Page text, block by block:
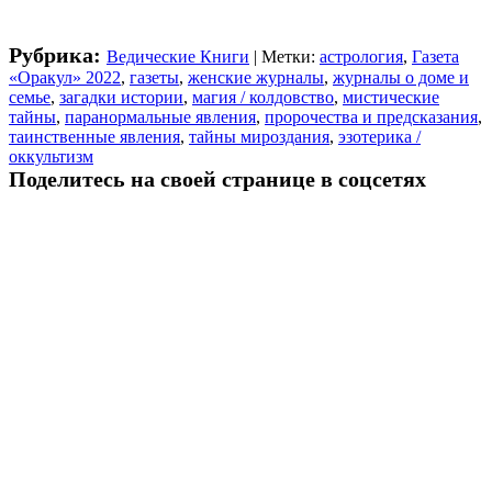
Рубрика: Ведические Книги | Метки: астрология, Газета
«Оракул» 2022, газеты, женские журналы, журналы о доме и
семье, загадки истории, магия / колдовство, мистические
тайны, паранормальные явления, пророчества и предсказания,
таинственные явления, тайны мироздания, эзотерика /
оккультизм
Поделитесь на своей странице в соцсетях